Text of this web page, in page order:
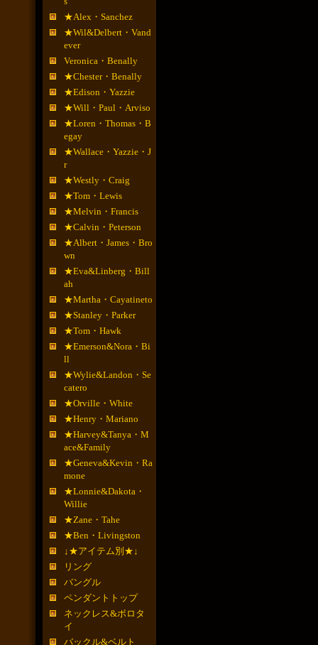
★Alex・Sanchez
★Wil&Delbert・Vand
ever
Veronica・Benally
★Chester・Benally
★Edison・Yazzie
★Will・Paul・Arviso
★Loren・Thomas・B
egay
★Wallace・Yazzie・J
r
★Westly・Craig
★Tom・Lewis
★Melvin・Francis
★Calvin・Peterson
★Albert・James・Bro
wn
★Eva&Linberg・Bill
ah
★Martha・Cayatineto
★Stanley・Parker
★Tom・Hawk
★Emerson&Nora・Bi
ll
★Wylie&Landon・Se
catero
★Orville・White
★Henry・Mariano
★Harvey&Tanya・M
ace&Family
★Geneva&Kevin・Ra
mone
★Lonnie&Dakota・
Willie
★Zane・Tahe
★Ben・Livingston
↓★アイテム別★↓
リング
バングル
ペンダントトップ
ネックレス&ボロタ
イ
バックル&ベルト